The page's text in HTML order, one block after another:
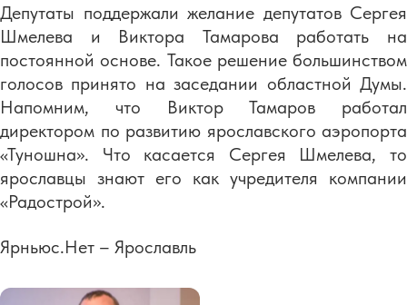
Депутаты поддержали желание депутатов Сергея
Шмелева и Виктора Тамарова работать на
постоянной основе. Такое решение большинством
голосов принято на заседании областной Думы.
Напомним, что Виктор Тамаров работал
директором по развитию ярославского аэропорта
«Туношна». Что касается Сергея Шмелева, то
ярославцы знают его как учредителя компании
«Радострой».
Ярньюс.Нет – Ярославль